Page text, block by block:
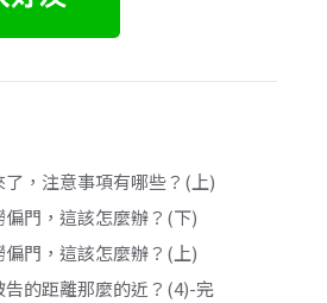
，注意事項有哪些？(上)
門，這該怎麼辦？(下)
門，這該怎麼辦？(上)
的距離那麼的近？(4)-完